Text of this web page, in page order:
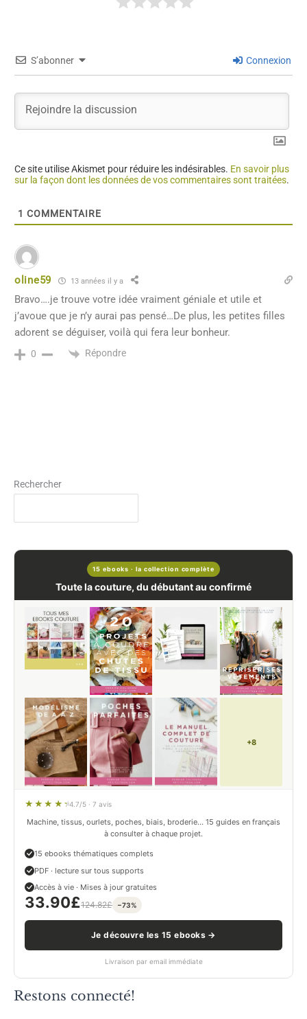
S’abonner Connexion
Ce site utilise Akismet pour réduire les indésirables. En savoir plus
sur la façon dont les données de vos commentaires sont traitées.
1 COMMENTAIRE
oline59 13 années il y a
Bravo….je trouve votre idée vraiment géniale et utile et
j’avoue que je n’y aurai pas pensé…De plus, les petites filles
adorent se déguiser, voilà qui fera leur bonheur.
0 Répondre
Rechercher
15 ebooks · la collection complète
Toute la couture, du débutant au confirmé
+8
4.7/5 · 7 avis
Machine, tissus, ourlets, poches, biais, broderie… 15 guides en français
à consulter à chaque projet.
15 ebooks thématiques complets
PDF · lecture sur tous supports
Accès à vie · Mises à jour gratuites
33.90£124.82£ −73%
Je découvre les 15 ebooks →
Livraison par email immédiate
Restons connecté!